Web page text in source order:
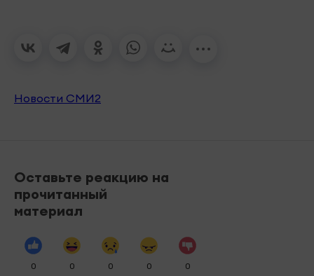
Новости СМИ2
Оставьте реакцию на
прочитанный
материал
0 0 0 0 0